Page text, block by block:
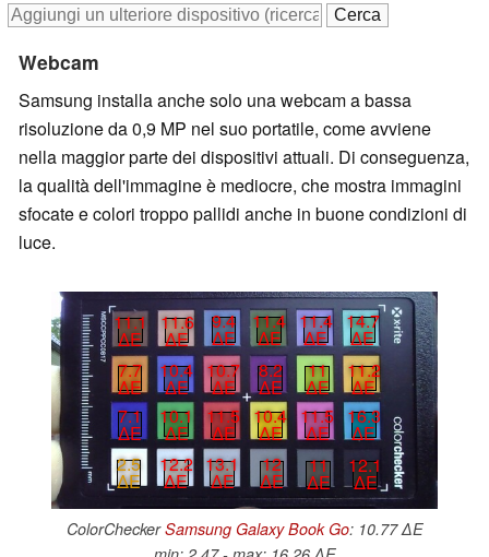
Webcam
Samsung installa anche solo una webcam a bassa
risoluzione da 0,9 MP nel suo portatile, come avviene
nella maggior parte dei dispositivi attuali. Di conseguenza,
la qualità dell'immagine è mediocre, che mostra immagini
sfocate e colori troppo pallidi anche in buone condizioni di
luce.
11.1
∆E
11.6
∆E
9.4
∆E
11.4
∆E
11.4
∆E
14.7
∆E
7.7
∆E
10.4
∆E
10.7
∆E
8.2
∆E
11
∆E
11.2
∆E
7.1
∆E
10.1
∆E
11.5
∆E
10.4
∆E
11.5
∆E
16.3
∆E
2.5
∆E
12.2
∆E
13.1
∆E
12
∆E
11
∆E
12.1
∆E
ColorCheckerSamsung Galaxy Book Go: 10.77 ∆E